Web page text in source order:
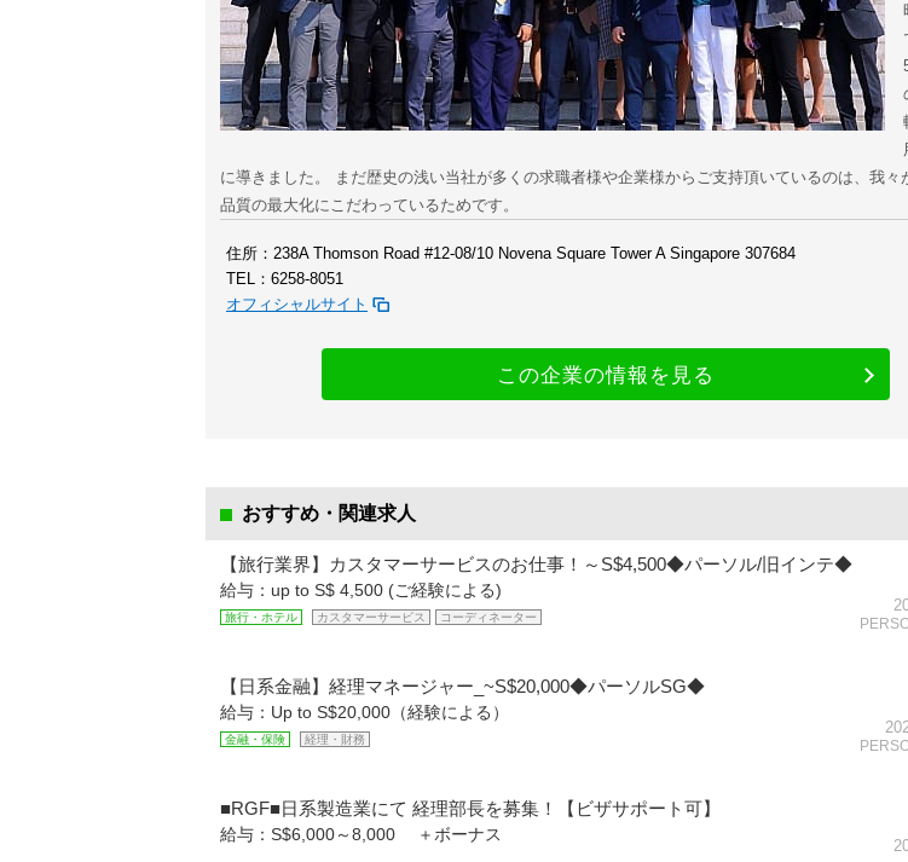
に導きました。 まだ歴史の浅い当社が多くの求職者様や企業様からご支持頂いているのは、我々
品質の最大化にこだわっているためです。
住所：238A Thomson Road #12-08/10 Novena Square Tower A Singapore 307684
TEL：6258-8051
オフィシャルサイト
この企業の情報を見る
おすすめ・関連求人
【旅行業界】カスタマーサービスのお仕事！～S$4,500◆パーソル/旧インテ◆
給与：up to S$ 4,500 (ご経験による)
旅行・ホテル カスタマーサービス コーディネーター
【日系金融】経理マネージャー_~S$20,000◆パーソルSG◆
給与：Up to S$20,000（経験による）
金融・保険 経理・財務
■RGF■日系製造業にて 経理部長を募集！【ビザサポート可】
給与：S$6,000～8,000 ＋ボーナス